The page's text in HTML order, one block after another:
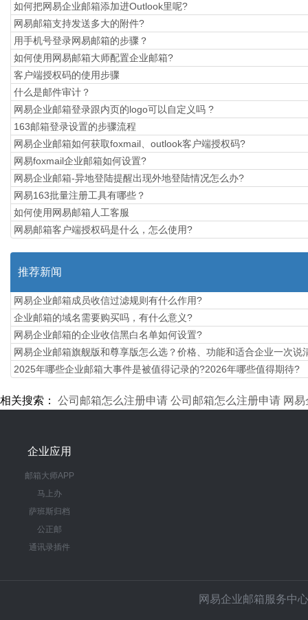
如何把网易企业邮箱添加进Outlook里呢?
网易邮箱支持发送多大的附件?
用手机号登录网易邮箱的步骤？
如何使用网易邮箱大师配置企业邮箱?
​客户端授权码的使用步骤
什么是邮件审计？
网易企业邮箱登录跟内页的logo可以自定义吗 ?
163邮箱登录设置的步骤流程
网易企业邮箱如何获取foxmail、outlook客户端授权码?
网易foxmail企业邮箱如何设置?
网易企业邮箱-异地登陆提醒出现外地登陆情况怎么办?
网易163批量注册工具有哪些？
如何使用网易邮箱人工客服
网易邮箱客户端授权码是什么，怎么使用?
推荐新闻
网易企业邮箱成员收信过滤规则有什么作用?
企业邮箱的域名需要购买吗，有什么意义?
网易企业邮箱的企业收信黑白名单如何设置?
网易企业邮箱旗舰版和尊享版怎么选？价格、功能和适合企业一次说
2025年哪些企业邮箱大事件是被值得记录的?2026年哪些值得期待?
相关搜索： 公司邮箱怎么注册申请 公司邮箱怎么注册申请 网
企业应用
邮箱大师APP
马上办
萨班斯归档
公正邮
通讯录插件
网易企业邮箱服务